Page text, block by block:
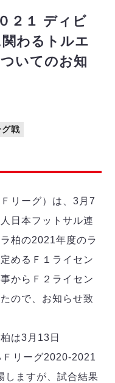
カップ 2026
２１ ディビ
わるトルエ
いてのお知
グ戦
リーグ）は、3月7
日本フットサル連
柏の2021年度のラ
めるＦ１ライセン
からＦ２ライセン
ので、お知らせ致
は3月13日
Ｆリーグ2020-2021
しますが、試合結果